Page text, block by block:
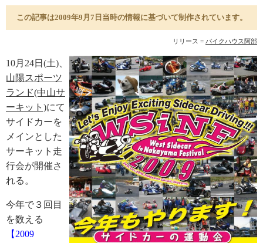
この記事は2009年9月7日当時の情報に基づいて制作されています。
リリース = バイクハウス阿部
10月24日(土)、
山陽スポーツ
ランド(中山サ
ーキット)にて
サイドカーを
メインとした
サーキット走
行会が開催さ
れる。
今年で３回目
を数える
【2009